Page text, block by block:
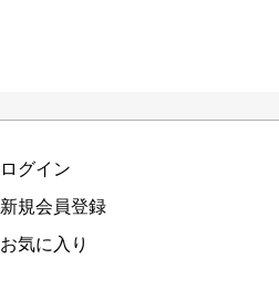
ログイン
新規会員登録
お気に入り